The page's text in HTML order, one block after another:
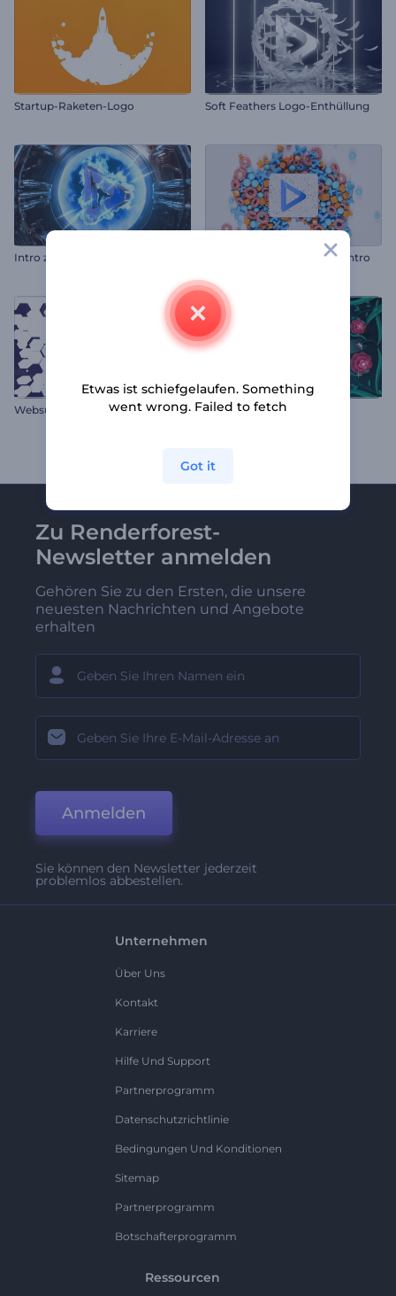
Startup-Raketen-Logo Soft Feathers Logo-Enthüllung
Intro zum Verbotenen Biolabor Dynamisches Tic-Tac-Toe Intro
Websuche Logoanimation Bunter Oster-Opener
Zu Renderforest-
Newsletter anmelden
Gehören Sie zu den Ersten, die unsere
neuesten Nachrichten und Angebote
erhalten
Anmelden
Sie können den Newsletter jederzeit
problemlos abbestellen.
Unternehmen
Über Uns
Kontakt
Karriere
Hilfe Und Support
Partnerprogramm
Datenschutzrichtlinie
Bedingungen Und Konditionen
Sitemap
Partnerprogramm
Botschafterprogramm
Ressourcen
Etwas ist schiefgelaufen. Something
went wrong. Failed to fetch
Got it